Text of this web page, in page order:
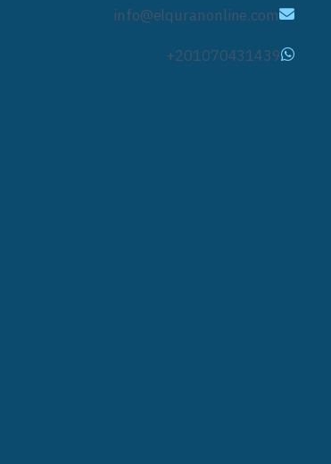
info@elquranonline.com
+201070431439